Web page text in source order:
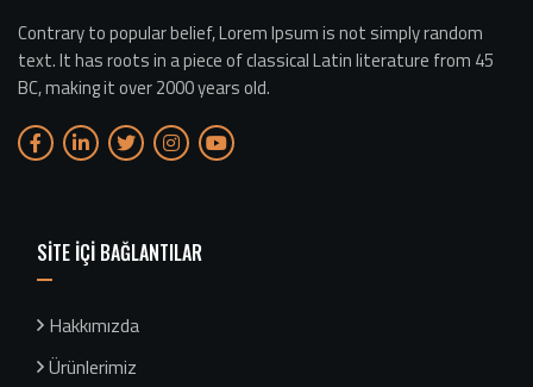
Contrary to popular belief, Lorem Ipsum is not simply random
text. It has roots in a piece of classical Latin literature from 45
BC, making it over 2000 years old.
SİTE İÇİ BAĞLANTILAR
Hakkımızda
Ürünlerimiz